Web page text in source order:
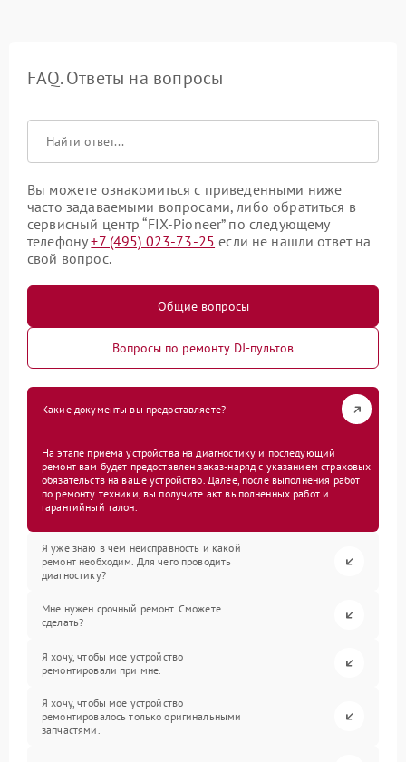
FAQ. Ответы на вопросы
Вы можете ознакомиться с приведенными ниже
часто задаваемыми вопросами, либо обратиться в
сервисный центр “FIX-Pioneer” по следующему
телефону+7 (495) 023-73-25 если не нашли ответ на
свой вопрос.
Общие вопросы
Вопросы по ремонту DJ-пультов
Какие документы вы предоставляете?
На этапе приема устройства на диагностику и последующий
ремонт вам будет предоставлен заказ-наряд с указанием страховых
обязательств на ваше устройство. Далее, после выполнения работ
по ремонту техники, вы получите акт выполненных работ и
гарантийный талон.
Я уже знаю в чем неисправность и какой
ремонт необходим. Для чего проводить
диагностику?
Мне нужен срочный ремонт. Сможете
сделать?
Я хочу, чтобы мое устройство
ремонтировали при мне.
Я хочу, чтобы мое устройство
ремонтировалось только оригинальными
запчастями.